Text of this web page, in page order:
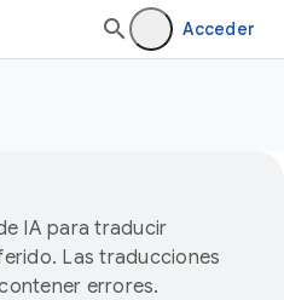
Acceder
IA para traducir
Las traducciones
errores.